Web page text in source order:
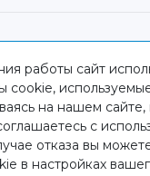
работы сайт
cookie,
на нашем сайте,
с
отказа вы
в настройках